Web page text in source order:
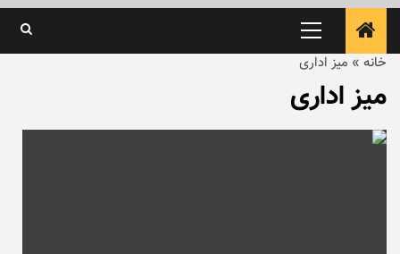
منوی
اصلی
خانه » میز اداری
میز اداری